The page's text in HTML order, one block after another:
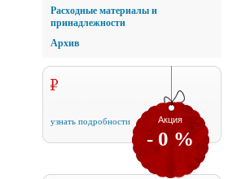
Расходные материалы и
принадлежности
Архив
Акция
- 0 %
узнать подробности